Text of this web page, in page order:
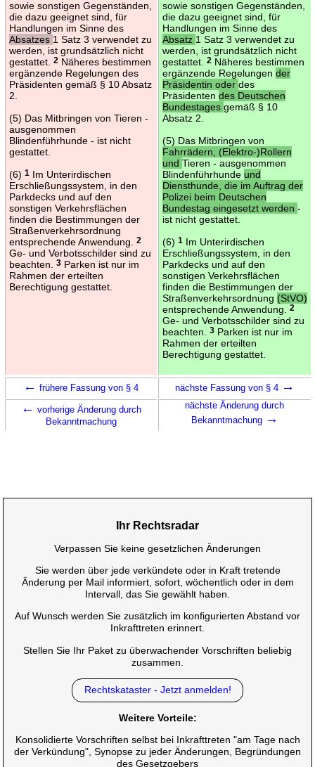
sowie sonstigen Gegenständen,
die dazu geeignet sind, für
Handlungen im Sinne des
Absatzes 1 Satz 3 verwendet zu
werden, ist grundsätzlich nicht
gestattet.
2Näheres bestimmen
ergänzende Regelungen des
Präsidenten gemäß § 10 Absatz
2.
(5) Das Mitbringen von Tieren -
ausgenommen
Blindenführhunde - ist nicht
gestattet.
(6) 1Im Unterirdischen
Erschließungssystem, in den
Parkdecks und auf den
sonstigen Verkehrsflächen
finden die Bestimmungen der
Straßenverkehrsordnung
entsprechende Anwendung.
2
Ge- und Verbotsschilder sind zu
beachten.
3Parken ist nur im
Rahmen der erteilten
Berechtigung gestattet.
sowie sonstigen Gegenständen,
die dazu geeignet sind, für
Handlungen im Sinne des
Absatz 1 Satz 3 verwendet zu
werden, ist grundsätzlich nicht
gestattet.
2Näheres bestimmen
ergänzende Regelungen der
Präsidentin oder des
Präsidenten des Deutschen
Bundestages gemäß § 10
Absatz 2.
(5) Das Mitbringen von
Fahrrädern, (Elektro-)Rollern
und Tieren - ausgenommen
Blindenführhunde und
Diensthunde, die im Auftrag der
Polizei beim Deutschen
Bundestag eingesetzt werden -
ist nicht gestattet.
(6) 1Im Unterirdischen
Erschließungssystem, in den
Parkdecks und auf den
sonstigen Verkehrsflächen
finden die Bestimmungen der
Straßenverkehrsordnung (StVO)
entsprechende Anwendung.
2
Ge- und Verbotsschilder sind zu
beachten.
3Parken ist nur im
Rahmen der erteilten
Berechtigung gestattet.
← frühere Fassung von § 4 nächste Fassung von § 4 →
← vorherige Änderung durch
Bekanntmachung
nächste Änderung durch
Bekanntmachung →
Ihr Rechtsradar
Verpassen Sie keine gesetzlichen Änderungen
Sie werden über jede verkündete oder in Kraft tretende
Änderung per Mail informiert, sofort, wöchentlich oder in dem
Intervall, das Sie gewählt haben.
Auf Wunsch werden Sie zusätzlich im konfigurierten Abstand vor
Inkrafttreten erinnert.
Stellen Sie Ihr Paket zu überwachender Vorschriften beliebig
zusammen.
Rechtskataster - Jetzt anmelden!
Weitere Vorteile:
Konsolidierte Vorschriften selbst bei Inkrafttreten "am Tage nach
der Verkündung", Synopse zu jeder Änderungen, Begründungen
des Gesetzgebers